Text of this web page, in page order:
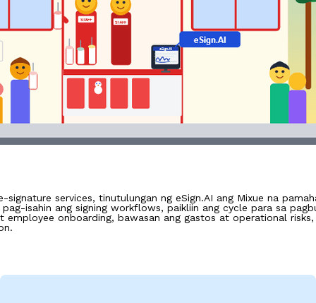
services, tinutulungan ng eSign.AI ang Mixue na
isahin ang signing workflows, paikliin ang cycle para sa
employee onboarding, bawasan ang gastos at operational